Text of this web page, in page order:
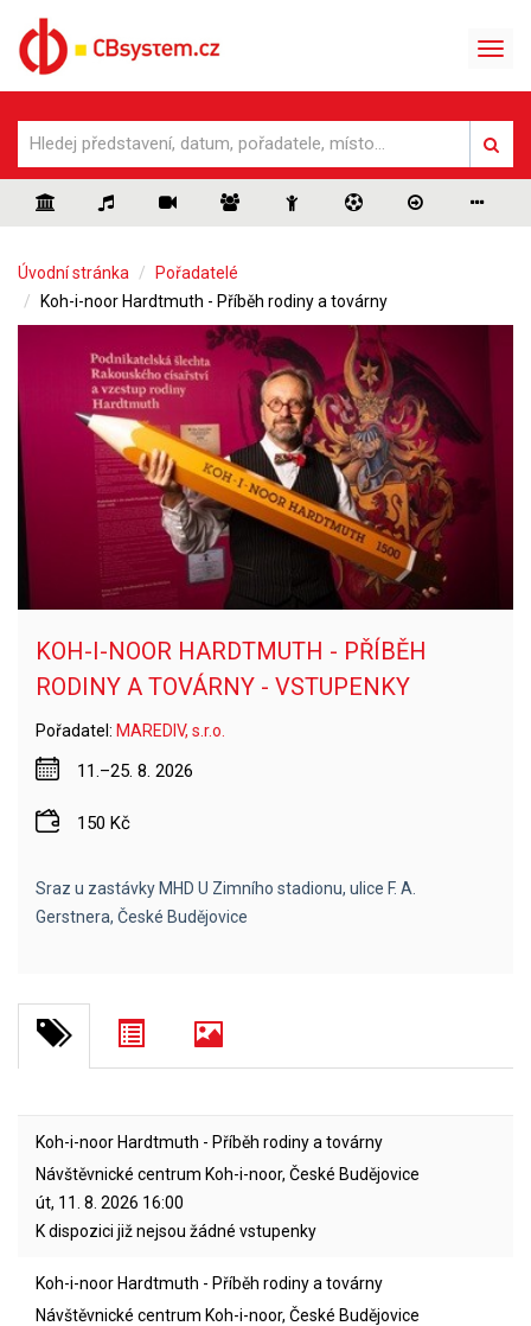
Úvodní stránka
Pořadatelé
Koh-i-noor Hardtmuth - Příběh rodiny a továrny
KOH-I-NOOR HARDTMUTH - PŘÍBĚH
RODINY A TOVÁRNY - VSTUPENKY
Pořadatel: MAREDIV, s.r.o.
11.–25. 8. 2026
150 Kč
Sraz u zastávky MHD U Zimního stadionu, ulice F. A.
Gerstnera, České Budějovice
Koh-i-noor Hardtmuth - Příběh rodiny a továrny
Návštěvnické centrum Koh-i-noor, České Budějovice
út, 11. 8. 2026 16:00
K dispozici již nejsou žádné vstupenky
Koh-i-noor Hardtmuth - Příběh rodiny a továrny
Návštěvnické centrum Koh-i-noor, České Budějovice